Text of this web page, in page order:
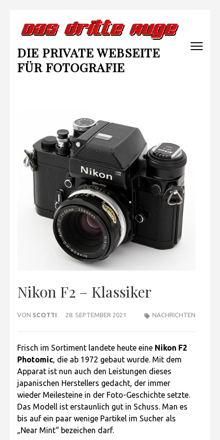
Inhalt
springen
(Enter
drücken)
DIE PRIVATE WEBSEITE
FÜR FOTOGRAFIE
Nikon F2 – Klassiker
VON SCOTTI 28. SEPTEMBER 2021 NACHRICHTEN
Frisch im Sortiment landete heute eine Nikon F2
Photomic, die ab 1972 gebaut wurde. Mit dem
Apparat ist nun auch den Leistungen dieses
japanischen Herstellers gedacht, der immer
wieder Meilesteine in der Foto-Geschichte setzte.
Das Modell ist erstaunlich gut in Schuss. Man es
bis auf ein paar wenige Partikel im Sucher als
„Near Mint“ bezeichen darf.